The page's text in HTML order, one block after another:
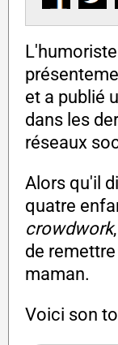
et a publié
dans les
réseaux
Alors qu'il
quatre
crowdwork
de
maman.
Voici son